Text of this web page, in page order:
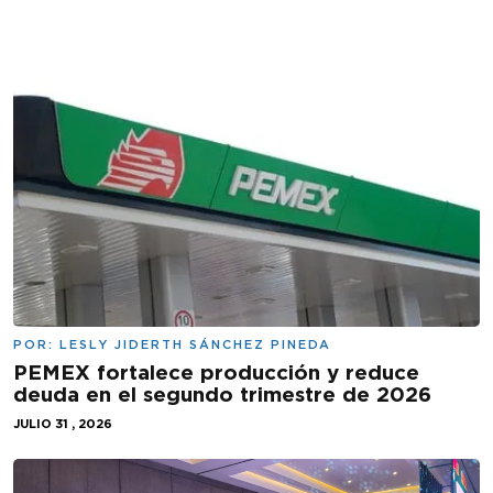
POR: LESLY JIDERTH SÁNCHEZ PINEDA
PEMEX fortalece producción y reduce
deuda en el segundo trimestre de 2026
JULIO 31 , 2026